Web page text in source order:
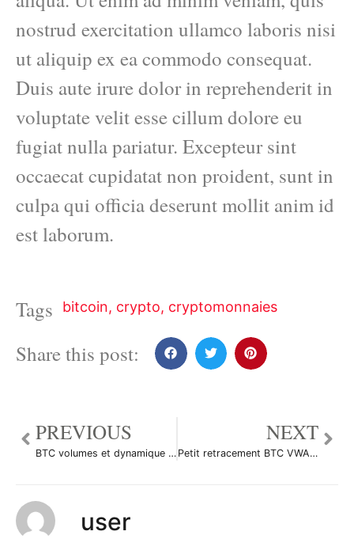
nostrud exercitation ullamco laboris nisi
ut aliquip ex ea commodo consequat.
Duis aute irure dolor in reprehenderit in
voluptate velit esse cillum dolore eu
fugiat nulla pariatur. Excepteur sint
occaecat cupidatat non proident, sunt in
culpa qui officia deserunt mollit anim id
est laborum.
Tags bitcoin, crypto, cryptomonnaies
Share this post:
PREVIOUS
BTC volumes et dynamique par Cryp0Crypt0
NEXT
Petit retracement BTC VWAP DECENIE + STRUCTURE + NIVEAU FIBO par pestos
user